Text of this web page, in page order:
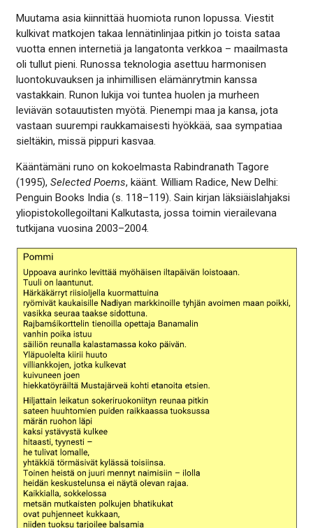
Muutama asia kiinnittää huomiota runon lopussa. Viestit
kulkivat matkojen takaa lennätinlinjaa pitkin jo toista sataa
vuotta ennen internetiä ja langatonta verkkoa – maailmasta
oli tullut pieni. Runossa teknologia asettuu harmonisen
luontokuvauksen ja inhimillisen elämänrytmin kanssa
vastakkain. Runon lukija voi tuntea huolen ja murheen
leviävän sotauutisten myötä. Pienempi maa ja kansa, jota
vastaan suurempi raukkamaisesti hyökkää, saa sympatiaa
sieltäkin, missä pippuri kasvaa.
Kääntämäni runo on kokoelmasta Rabindranath Tagore
(1995), Selected Poems, käänt. William Radice, New Delhi:
Penguin Books India (s. 118–119). Sain kirjan läksiäislahjaksi
yliopistokollegoiltani Kalkutasta, jossa toimin vierailevana
tutkijana vuosina 2003–2004.